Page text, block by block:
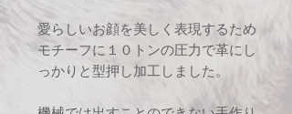
愛らしいお顔を美しく表現するため
モチーフに１０トンの圧力で革にし
っかりと型押し加工しました。